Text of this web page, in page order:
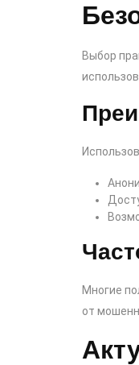
Выбор
Многие
от